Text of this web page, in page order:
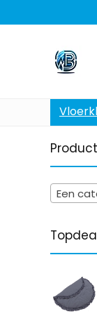
Een